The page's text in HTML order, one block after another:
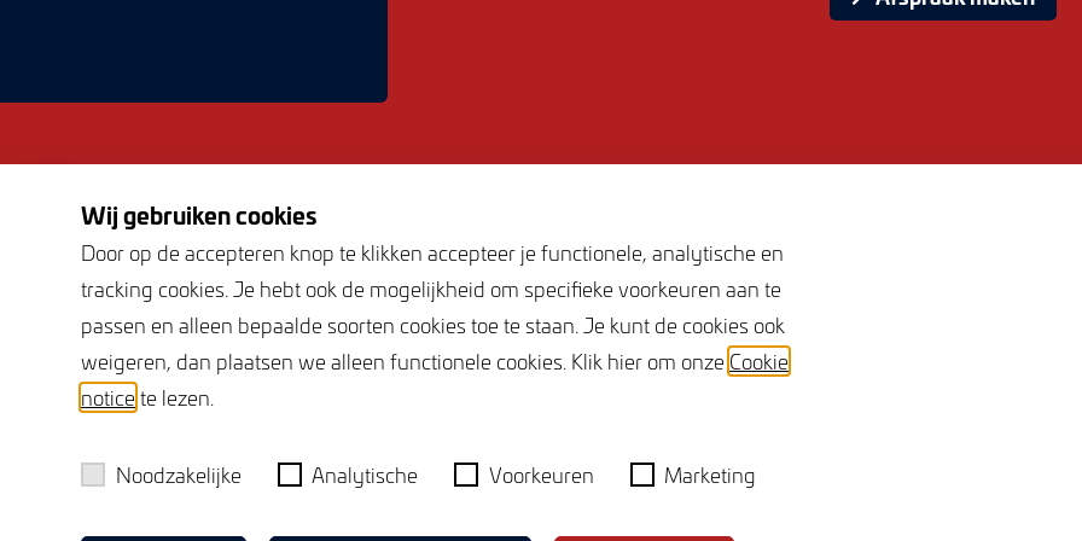
Contactgegevens
0115 69 40 90
info@vermeulen-makelaars.nl
info@vermeulen-
Adresgegevens
Herengracht 7
4531 GM Terneuzen
Wij gebruiken cookies
Door op de accepteren knop te klikken accepteer je functionele, analytische en
tracking cookies. Je hebt ook de mogelijkheid om specifieke voorkeuren aan te
passen en alleen bepaalde soorten cookies toe te staan. Je kunt de cookies ook
weigeren, dan plaatsen we alleen functionele cookies. Klik hier om onze Cookie
notice te lezen.
Noodzakelijke Analytische Voorkeuren Marketing